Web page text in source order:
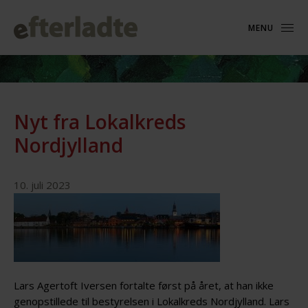
MENU
Nyt fra Lokalkreds
Nordjylland
10. juli 2023
Lars Agertoft Iversen fortalte først på året, at han ikke
genopstillede til bestyrelsen i Lokalkreds Nordjylland. Lars